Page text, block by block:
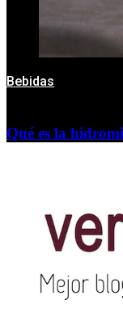
Bebidas
Qué es la